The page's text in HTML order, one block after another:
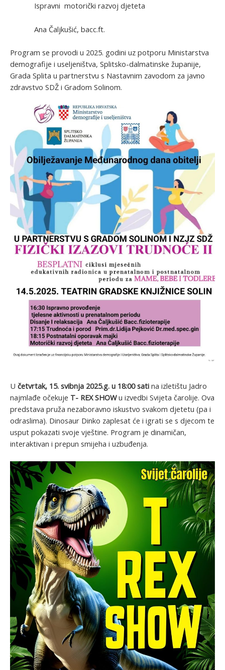
Ispravni motorički razvoj djeteta
Ana Čaljkušić, bacc.ft.
Program se provodi u 2025. godini uz potporu Ministarstva
demografije i useljeništva, Splitsko-dalmatinske županije,
Grada Splita u partnerstvu s Nastavnim zavodom za javno
zdravstvo SDŽ i Gradom Solinom.
U četvrtak, 15. svibnja 2025.g. u 18:00 sati na izletištu Jadro
najmlađe očekuje T- REX SHOWu izvedbi Svijeta čarolije. Ova
predstava pruža nezaboravno iskustvo svakom djetetu (pa i
odraslima). Dinosaur Dinko zaplesat će i igrati se s djecom te
usput pokazati svoje vještine. Program je dinamičan,
interaktivan i prepun smijeha i uzbuđenja.